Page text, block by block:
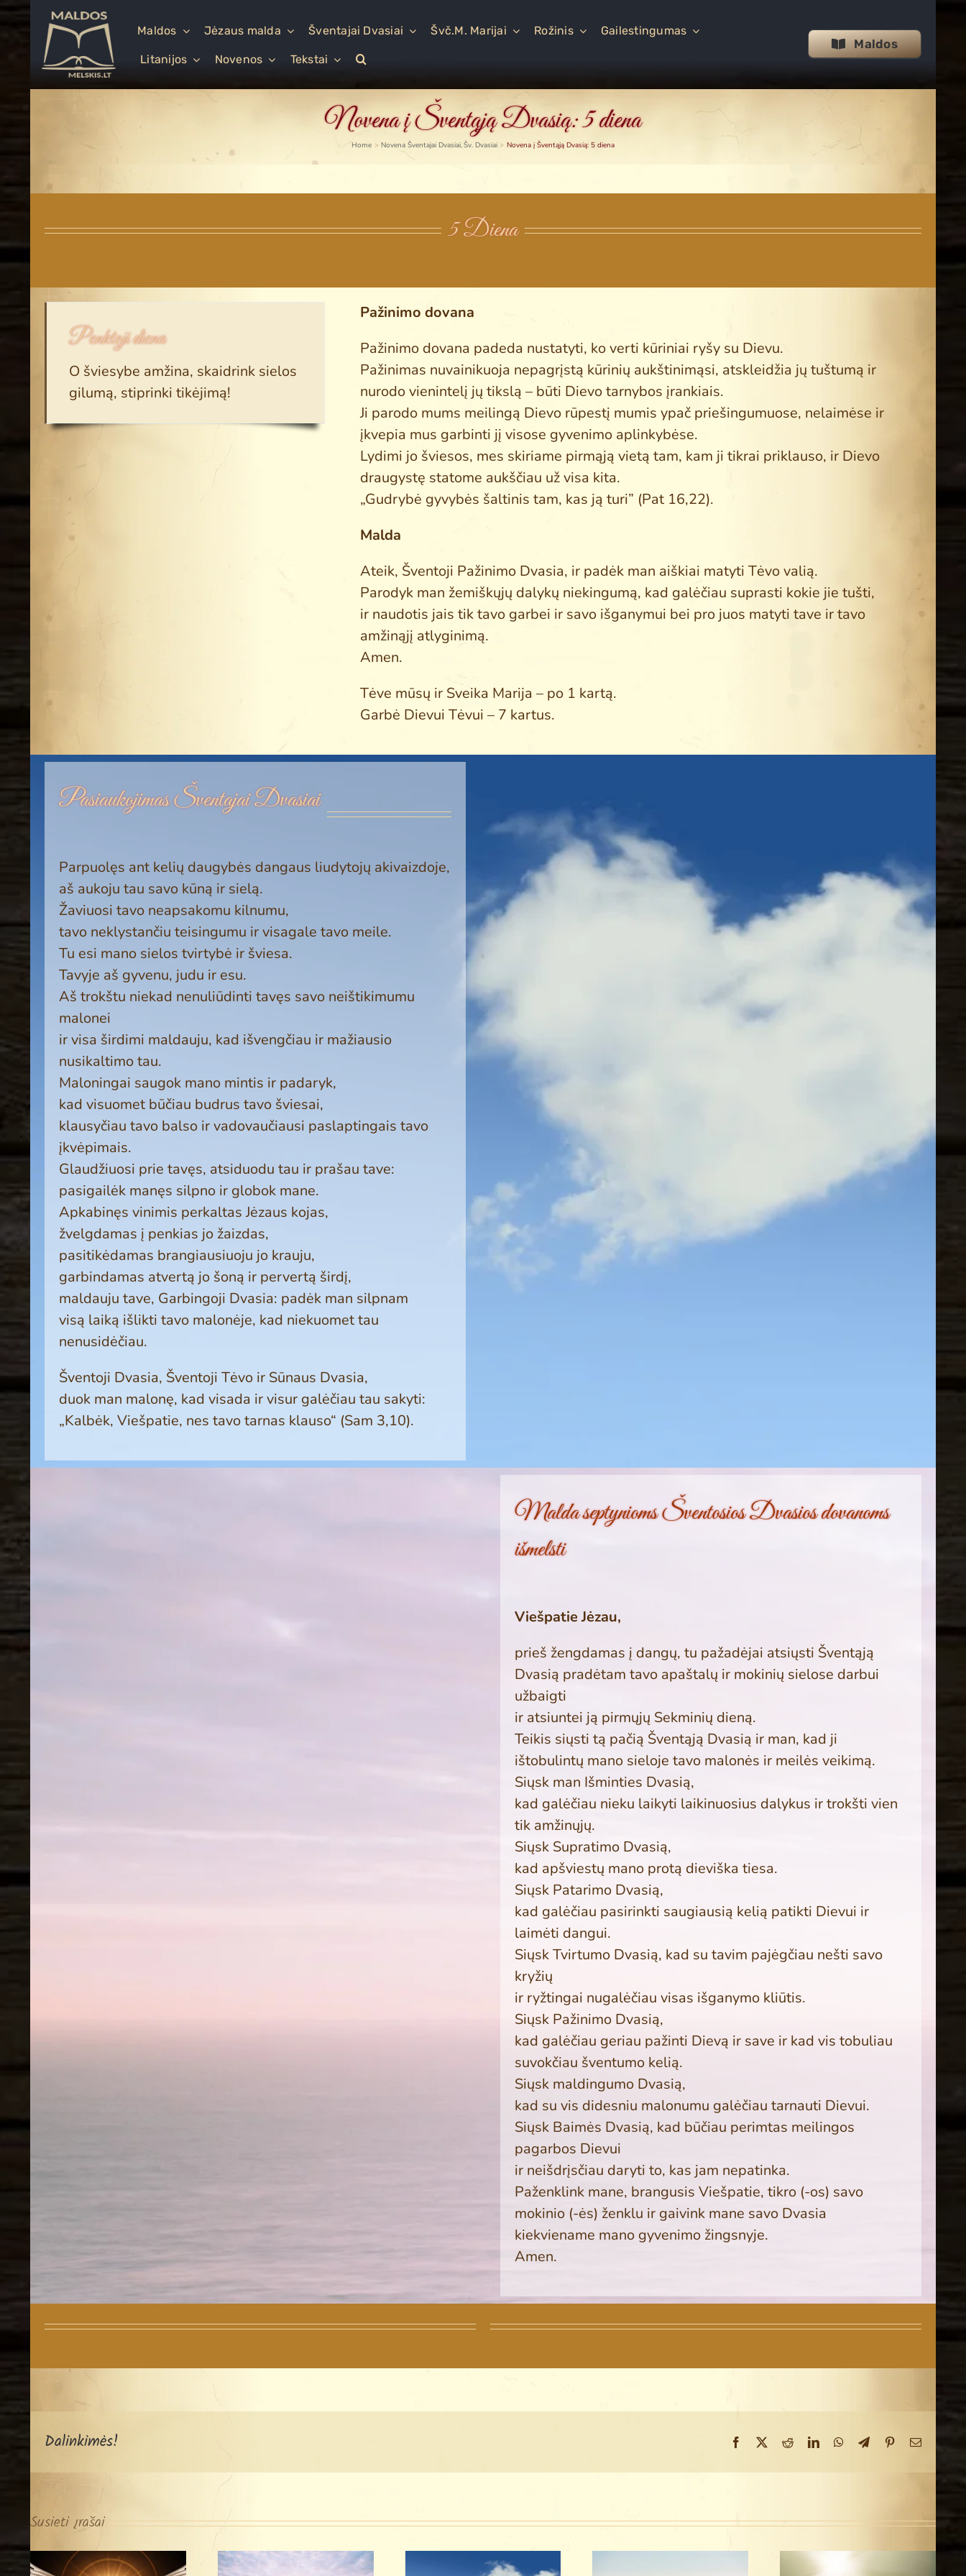
Skip
to
content
Maldos Jėzaus malda Šventajai Dvasiai Švč.M. Marijai Rožinis Gailestingumas
Litanijos Novenos Tekstai
Maldos
Novena į Šventąją Dvasią: 5 diena
Home Novena Šventajai Dvasiai Šv. Dvasiai Novena į Šventąją Dvasią: 5 diena
5 Diena
Penktoji diena
O šviesybe amžina, skaidrink sielos
gilumą, stiprinki tikėjimą!
Pažinimo dovana
Pažinimo dovana padeda nustatyti, ko verti kūriniai ryšy su Dievu.
Pažinimas nu­vainikuoja nepagrįstą kūrinių aukštinimąsi, atskleidžia jų tuštumą ir
nurodo vienintelį jų tikslą – būti Dievo tarnybos įrankiais.
Ji parodo mums meilingą Dievo rūpestį mumis ypač priešingumuose, nelaimėse ir
įkvepia mus garbinti jį visose gyvenimo ap­linkybėse.
Lydimi jo šviesos, mes skiriame pirmąją vietą tam, kam ji tikrai priklauso, ir Dievo
draugystę statome aukščiau už visa kita.
„Gudrybė gyvybės šaltinis tam, kas ją turi” (Pat 16,22).
Malda
Ateik, Šventoji Pažinimo Dvasia, ir pa­dėk man aiškiai matyti Tėvo valią.
Parodyk man žemiškųjų dalykų niekingumą, kad galėčiau suprasti kokie jie tušti,
ir naudotis jais tik tavo garbei ir savo išganymui bei pro juos matyti tave ir tavo
amžinąjį atly­ginimą.
Amen.
Tėve mūsų ir Sveika Marija – po 1 kartą.
Garbė Dievui Tėvui – 7 kartus.
Pasiaukojimas Šventajai Dvasiai
Parpuolęs ant kelių daugybės dangaus liudytojų akivaiz­doje,
aš aukoju tau savo kūną ir sielą.
Ža­viuosi tavo neapsakomu kilnumu,
tavo ne­klystančiu teisingumu ir visagale tavo mei­le.
Tu esi mano sielos tvirtybė ir šviesa.
Tavyje aš gyvenu, judu ir esu.
Aš trokštu niekad nenuliūdinti tavęs savo neištikimumu
malonei
ir visa širdimi maldauju, kad išvengčiau ir mažiausio
nusikaltimo tau.
Maloningai saugok mano mintis ir padaryk,
kad visuomet būčiau budrus tavo šviesai,
klausyčiau tavo balso ir vadovaučiausi pa­slaptingais tavo
įkvėpimais.
Glaudžiuosi prie tavęs, atsiduodu tau ir prašau tave:
pa­sigailėk manęs silpno ir globok mane.
Ap­kabinęs vinimis perkaltas Jėzaus kojas,
žvelgdamas į penkias jo žaizdas,
pasitikėdamas brangiausiuoju jo krauju,
garbindamas at­vertą jo šoną ir pervertą širdį,
maldauju tave, Garbingoji Dvasia: padėk man silp­nam
visą laiką išlikti tavo malonėje, kad niekuomet tau
nenusidėčiau.
Šventoji Dva­sia, Šventoji Tėvo ir Sūnaus Dvasia,
duok man malonę, kad visada ir visur galėčiau tau sakyti:
„Kalbėk, Viešpatie, nes tavo tarnas klauso“ (Sam 3,10).
Malda septynioms Šventosios Dvasios dovanoms
išmelsti
Viešpatie Jėzau,
prieš žengdamas į dan­gų, tu pažadėjai atsiųsti Šventąją
Dvasią pradėtam tavo apaštalų ir mokinių sielose darbui
užbaigti
ir atsiuntei ją pirmųjų Sek­minių dieną.
Teikis siųsti tą pačią Šventąją Dvasią ir man, kad ji
ištobulintų mano sie­loje tavo malonės ir meilės veikimą.
Siųsk man Išminties Dvasią,
kad galėčiau nieku laikyti laikinuosius dalykus ir trokšti vien
tik amžinųjų.
Siųsk Supratimo Dvasią,
kad apšviestų mano protą dieviška tiesa.
Siųsk Patarimo Dvasią,
kad galėčiau pasirinkti saugiausią kelią patikti Dievui ir
laimėti dangui.
Siųsk Tvirtumo Dvasią, kad su ta­vim pajėgčiau nešti savo
kryžių
ir ryžtingai nugalėčiau visas išganymo kliūtis.
Siųsk Pažinimo Dvasią,
kad galėčiau geriau pa­žinti Dievą ir save ir kad vis tobuliau
su­vokčiau šventumo kelią.
Siųsk maldingumo Dvasią,
kad su vis didesniu malonumu ga­lėčiau tarnauti Dievui.
Siųsk Baimės Dvasią, kad būčiau perimtas meilingos
pagarbos Dievui
ir neišdrįsčiau daryti to, kas jam ne­patinka.
Paženklink mane, brangusis Vieš­patie, tikro (-os) savo
mokinio (-ės) ženklu ir gaivink mane savo Dvasia
kiekviename mano gyvenimo žingsnyje.
Amen.
Dalinkimės! Facebook RedditLinkedInWhatsApp
TelegramPinterestEmail
Susieti įrašai